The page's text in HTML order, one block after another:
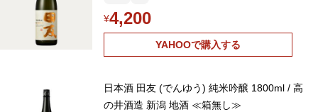
¥4,200
YAHOOで購入する
日本酒 田友 (でんゆう) 純米吟醸 1800ml / 高
の井酒造 新潟 地酒 ≪箱無し≫